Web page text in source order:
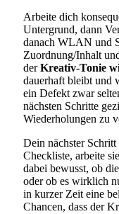
Arbeite dich
Untergrund, dann
danach WLAN und
Zuordnung/Inhalt
derKreativ-Tonie
dauerhaft bleibt und
ein Defekt zwar
nächsten Schritte
Wiederholungen zu
Dein nächster
Checkliste, arbeite
dabei bewusst, ob
oder ob es wirklich
in kurzer Zeit eine
Chancen, dass der